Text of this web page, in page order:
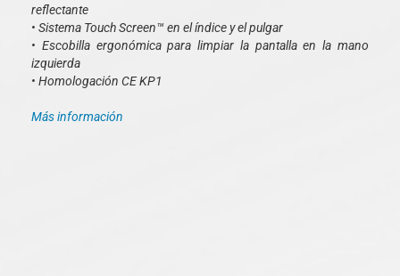
reflectante
• Sistema Touch Screen™ en el índice y el pulgar
• Escobilla ergonómica para limpiar la pantalla en la mano
izquierda
• Homologación CE KP1
Más información